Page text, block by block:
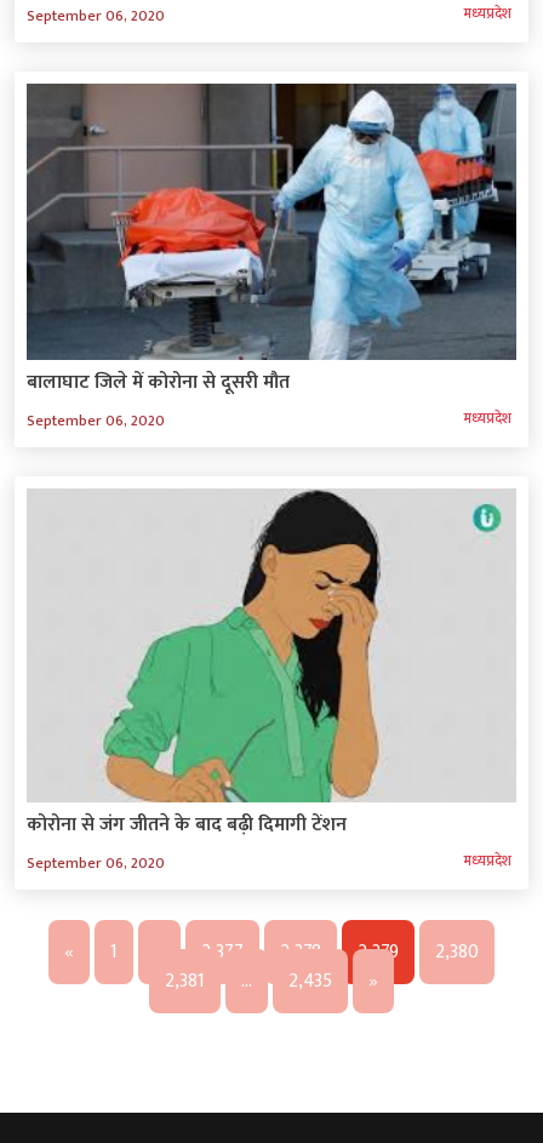
September 06, 2020 मध्‍यप्रदेश
बालाघाट जिले में कोरोना से दूसरी मौत
September 06, 2020 मध्‍यप्रदेश
कोरोना से जंग जीतने के बाद बढ़ी दिमागी टेंशन
September 06, 2020 मध्‍यप्रदेश
« 1 2,377 2,378 2,379
2,380
2,381
… 2,435 »